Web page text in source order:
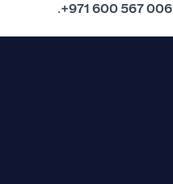
006 567 600 971+
.